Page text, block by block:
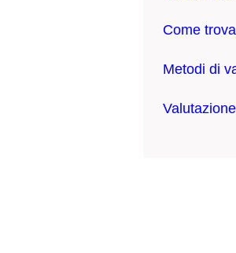
Come
Metodi di